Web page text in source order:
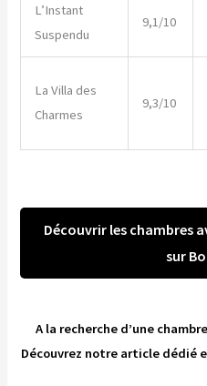
L’Instant
Suspendu
9,1/10
La Villa des
Charmes
9,3/10
Découvrir les chambres
sur
A la recherche d’une
Découvrez notre article dédié